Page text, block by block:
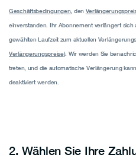
Geschäftsbedingungen , den
einverstanden. Ihr Abonnement verlängert
gewählten Laufzeit zum aktuellen
Verlängerungspreise). Wir werden Sie
treten, und die automatische Verlängerung
deaktiviert werden.
2. Wählen Sie Ihre
Latvia
Lithuania
Romania